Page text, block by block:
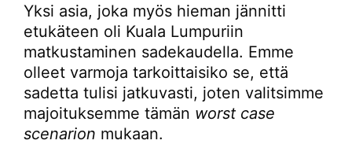
Yksi asia, joka myös hieman jännitti
etukäteen oli Kuala Lumpuriin
matkustaminen sadekaudella. Emme
olleet varmoja tarkoittaisiko se, että
sadetta tulisi jatkuvasti, joten valitsimme
majoituksemme tämän worst case
scenarion mukaan.